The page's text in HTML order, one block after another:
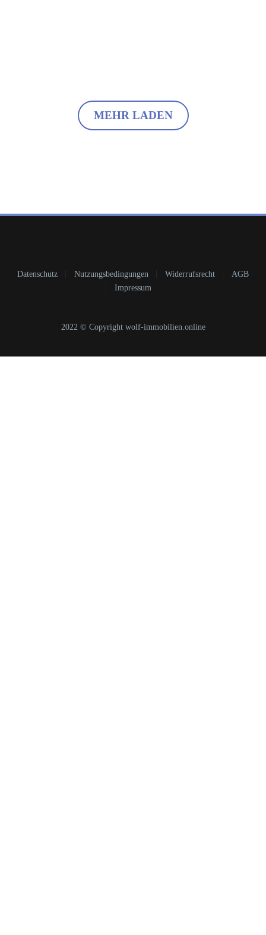
MEHR LADEN
Datenschutz Nutzungsbedingungen Widerrufsrecht
AGB
Impressum
2022 © Copyright wolf-immobilien.online